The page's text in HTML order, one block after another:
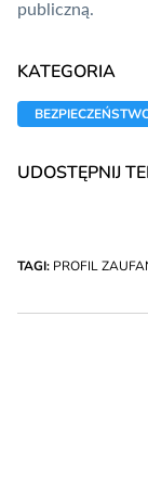
publiczną.
KATEGORIA
UDOSTĘPNIJ
TAGI: PROFIL